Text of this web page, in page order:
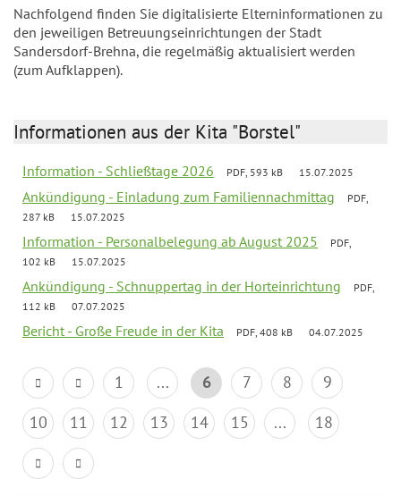
Nachfolgend finden Sie digitalisierte Elterninformationen zu
den jeweiligen Betreuungseinrichtungen der Stadt
Sandersdorf-Brehna, die regelmäßig aktualisiert werden
(zum Aufklappen).
Informationen aus der Kita "Borstel"
Information - Schließtage 2026 PDF, 593 kB 15.07.2025
Ankündigung - Einladung zum Familiennachmittag
PDF,
287 kB
15.07.2025
Information - Personalbelegung ab August 2025
PDF,
102 kB
15.07.2025
Ankündigung - Schnuppertag in der Horteinrichtung
PDF,
112 kB
07.07.2025
Bericht - Große Freude in der Kita PDF, 408 kB 04.07.2025
1 ... 6 7 8
9
10
11 12 13 14 15 ... 18